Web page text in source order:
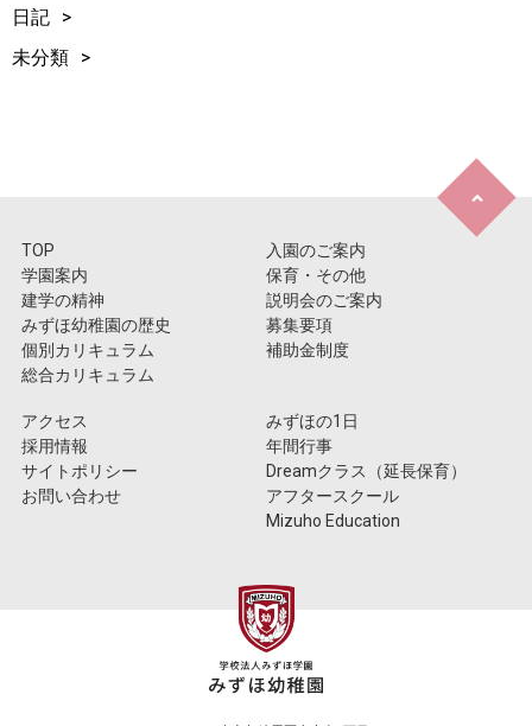
日記
未分類
TOP
学園案内
建学の精神
みずほ幼稚園の歴史
個別カリキュラム
総合カリキュラム
入園のご案内
保育・その他
説明会のご案内
募集要項
補助金制度
アクセス
採用情報
サイトポリシー
お問い合わせ
みずほの1日
年間行事
Dreamクラス（延長保育）
アフタースクール
Mizuho Education